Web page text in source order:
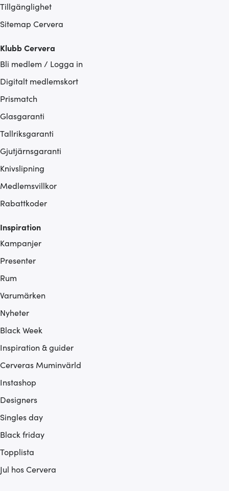
Tillgänglighet
Sitemap Cervera
Klubb Cervera
Bli medlem / Logga in
Digitalt medlemskort
Prismatch
Glasgaranti
Tallriksgaranti
Gjutjärnsgaranti
Knivslipning
Medlemsvillkor
Rabattkoder
Inspiration
Kampanjer
Presenter
Rum
Varumärken
Nyheter
Black Week
Inspiration & guider
Cerveras Muminvärld
Instashop
Designers
Singles day
Black friday
Topplista
Jul hos Cervera